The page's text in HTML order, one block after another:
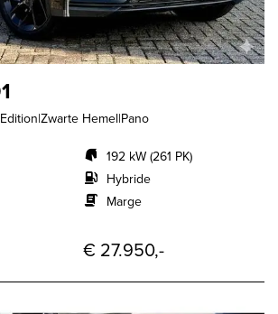
Hemel|Pano
192 kW (261 PK)
Hybride
Marge
€ 27.950,-